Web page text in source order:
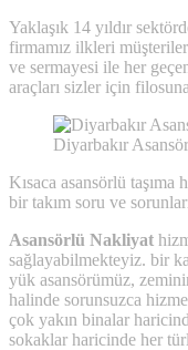
Yaklaşık 14 yıldır
firmamız ilkleri
ve sermayesi ile her
araçları sizler için
Diyarbakır
Kısaca asansörlü taşıma
bir takım soru ve
Asansörlü Nakliyat
sağlayabilmekteyiz. bir
yük asansörümüz,
halinde sorunsuzca
çok yakın binalar
sokaklar haricinde her